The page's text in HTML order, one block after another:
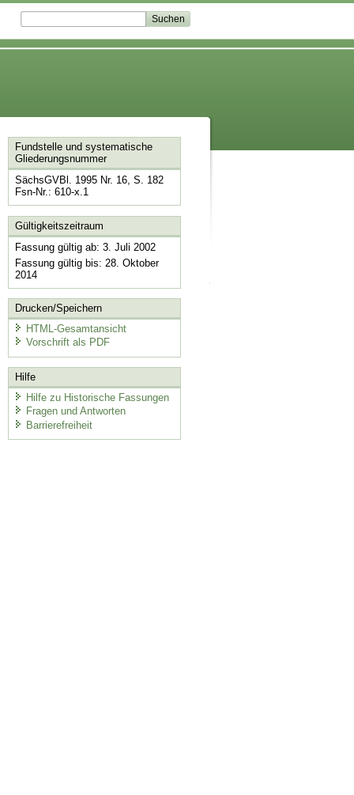
Fundstelle und systematische
Gliederungsnummer
SächsGVBl. 1995 Nr. 16, S. 182
Fsn-Nr.: 610-x.1
Gültigkeitszeitraum
Fassung gültig ab: 3. Juli 2002
Fassung gültig bis: 28. Oktober
2014
Drucken/Speichern
HTML-Gesamtansicht
Vorschrift als PDF
Hilfe
Hilfe zu Historische Fassungen
Fragen und Antworten
Barrierefreiheit